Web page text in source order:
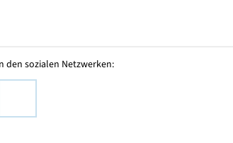
den sozialen Netzwerken: